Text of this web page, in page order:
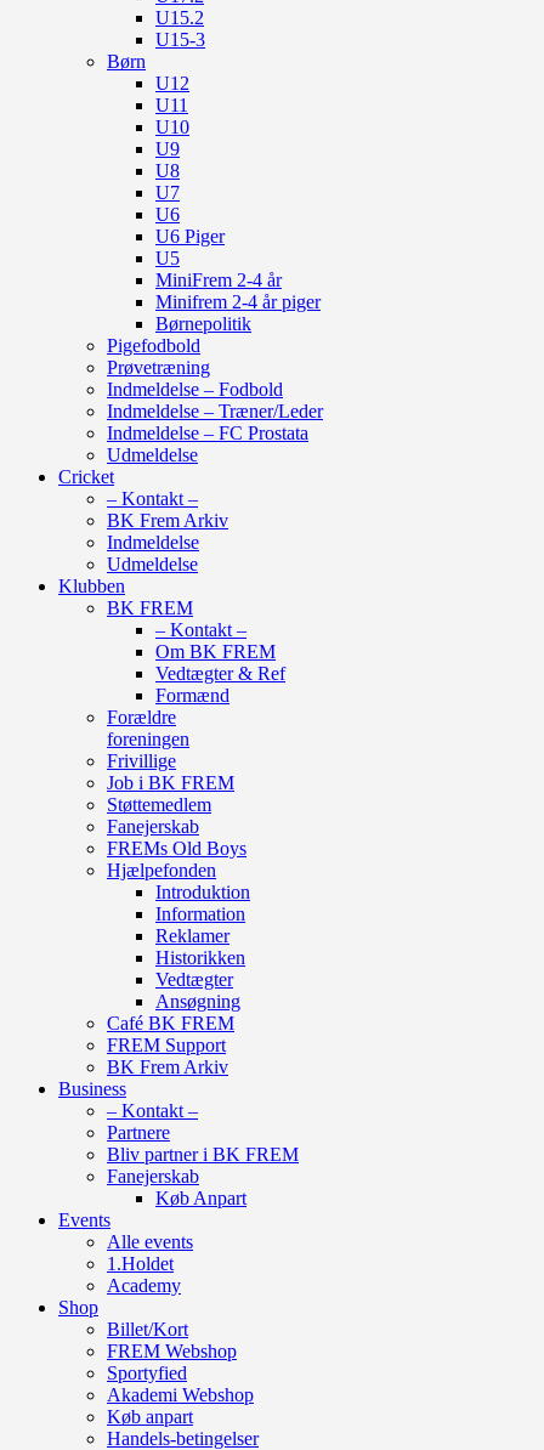
U15.2
U15-3
Børn
U12
U11
U10
U9
U8
U7
U6
U6 Piger
U5
MiniFrem 2-4 år
Minifrem 2-4 år piger
Børnepolitik
Pigefodbold
Prøvetræning
Indmeldelse – Fodbold
Indmeldelse – Træner/Leder
Indmeldelse – FC Prostata
Udmeldelse
Cricket
– Kontakt –
BK Frem Arkiv
Indmeldelse
Udmeldelse
Klubben
BK FREM
– Kontakt –
Om BK FREM
Vedtægter & Ref
Formænd
Forældre
foreningen
Frivillige
Job i BK FREM
Støttemedlem
Fanejerskab
FREMs Old Boys
Hjælpefonden
Introduktion
Information
Reklamer
Historikken
Vedtægter
Ansøgning
Café BK FREM
FREM Support
BK Frem Arkiv
Business
– Kontakt –
Partnere
Bliv partner i BK FREM
Fanejerskab
Køb Anpart
Events
Alle events
1.Holdet
Academy
Shop
Billet/Kort
FREM Webshop
Sportyfied
Akademi Webshop
Køb anpart
Handels-betingelser